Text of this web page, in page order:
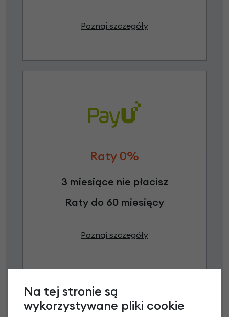
Poznaj szczegóły
Raty 0%
3 miesiące nie płacisz
Raty do 60 miesięcy
Poznaj szczegóły
Niniejsza propozycja nie stanowi oferty w rozumieniu art.
66 Kodeksu Cywilnego. Ostateczna decyzja o warunkach
i przyznaniu kredytu zostanie podjęta po ocenie
Na tej stronie są
wykorzystywane pliki cookie